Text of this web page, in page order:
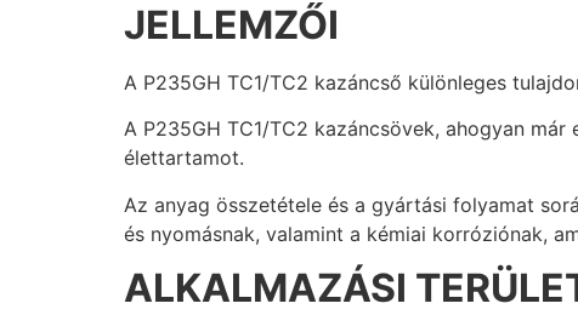
JELLEMZŐI
A P235GH TC1/TC2 kazáncső különleges
A P235GH TC1/TC2 kazáncsövek, ahogyan
élettartamot.
Az anyag összetétele és a gyártási folyamat
és nyomásnak, valamint a kémiai korróziónak,
ALKALMAZÁSI